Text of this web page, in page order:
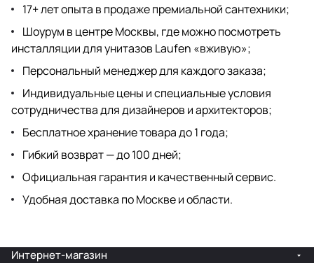
17+ лет опыта в продаже премиальной сантехники;
Шоурум в центре Москвы, где можно посмотреть
инсталляции для унитазов Laufen «вживую»;
Персональный менеджер для каждого заказа;
Индивидуальные цены и специальные условия
сотрудничества для дизайнеров и архитекторов;
Бесплатное хранение товара до 1 года;
Гибкий возврат — до 100 дней;
Официальная гарантия и качественный сервис.
Удобная доставка по Москве и области.
Интернет-магазин